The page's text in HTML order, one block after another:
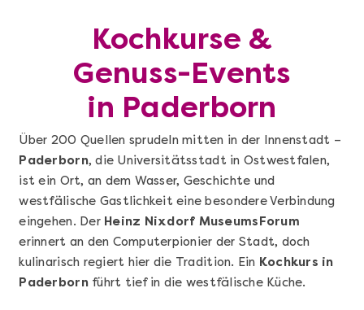
Kochkurse &
Genuss-Events
in Paderborn
Über 200 Quellen sprudeln mitten in der Innenstadt –
Paderborn, die Universitätsstadt in Ostwestfalen,
ist ein Ort, an dem Wasser, Geschichte und
westfälische Gastlichkeit eine besondere Verbindung
eingehen. Der Heinz Nixdorf MuseumsForum
erinnert an den Computerpionier der Stadt, doch
kulinarisch regiert hier die Tradition. Ein Kochkurs in
Paderbornführt tief in die westfälische Küche.